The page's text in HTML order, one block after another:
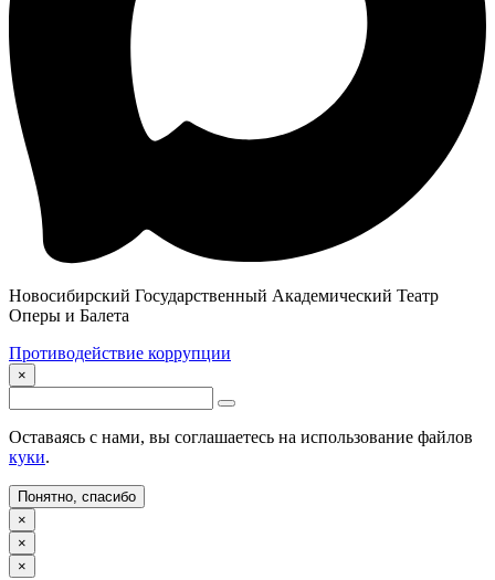
Новосибирский Государственный Академический Театр
Оперы и Балета
Противодействие коррупции
×
Оставаясь с нами, вы соглашаетесь на использование файлов
куки.
Понятно, спасибо
×
×
×